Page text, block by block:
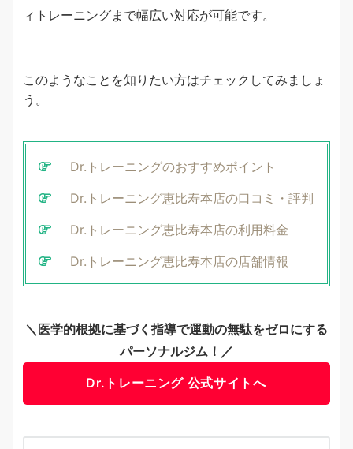
ィトレーニングまで幅広い対応が可能です。
このようなことを知りたい方はチェックしてみましょ
う。
Dr.トレーニングのおすすめポイント
Dr.トレーニング恵比寿本店の口コミ・評判
Dr.トレーニング恵比寿本店の利用料金
Dr.トレーニング恵比寿本店の店舗情報
＼医学的根拠に基づく指導で運動の無駄をゼロにする
パーソナルジム！／
Dr.トレーニング 公式サイトへ